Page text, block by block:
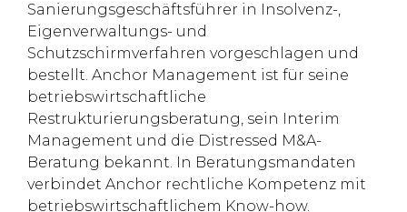
Sanierungsgeschäftsführer in Insolvenz-,
Eigenverwaltungs- und
Schutzschirmverfahren vorgeschlagen und
bestellt. Anchor Management ist für seine
betriebswirtschaftliche
Restrukturierungsberatung, sein Interim
Management und die Distressed M&A-
Beratung bekannt. In Beratungsmandaten
verbindet Anchor rechtliche Kompetenz mit
betriebswirtschaftlichem Know-how.